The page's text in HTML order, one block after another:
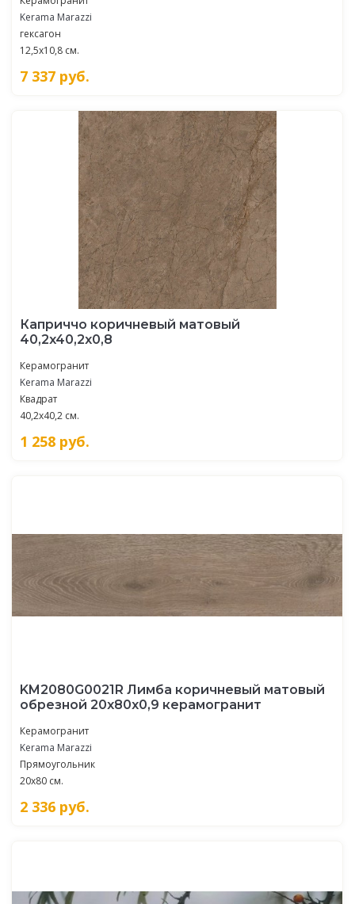
Kerama Marazzi
гексагон
12,5x10,8 см.
7 337 руб.
Каприччо коричневый матовый
40,2x40,2x0,8
Керамогранит
Kerama Marazzi
Квадрат
40,2x40,2 см.
1 258 руб.
KM2080G0021R Лимба коричневый матовый
обрезной 20x80x0,9 керамогранит
Керамогранит
Kerama Marazzi
Прямоугольник
20x80 см.
2 336 руб.